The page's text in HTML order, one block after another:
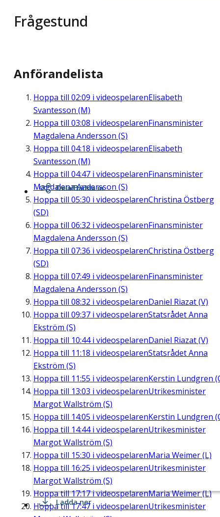
Frågestund
Anförandelista
Hoppa till 02:09 i videospelarenElisabeth
Svantesson (M)
Hoppa till 03:08 i videospelarenFinansminister
Magdalena Andersson (S)
Hoppa till 04:18 i videospelarenElisabeth
Svantesson (M)
Hoppa till 04:47 i videospelarenFinansminister
Magdalena Andersson (S)
Hoppa till 05:30 i videospelarenChristina Östberg
(SD)
Hoppa till 06:32 i videospelarenFinansminister
Magdalena Andersson (S)
Hoppa till 07:36 i videospelarenChristina Östberg
(SD)
Hoppa till 07:49 i videospelarenFinansminister
Magdalena Andersson (S)
Hoppa till 08:32 i videospelarenDaniel Riazat (V)
Hoppa till 09:37 i videospelarenStatsrådet Anna
Ekström (S)
Hoppa till 10:44i videospelarenDaniel Riazat (V)
Hoppa till 11:18 i videospelarenStatsrådet Anna
Ekström (S)
Hoppa till 11:55 i videospelarenKerstin Lundgren
Hoppa till 13:03 i videospelarenUtrikesminister
Margot Wallström (S)
Hoppa till 14:05 i videospelarenKerstin Lundgren
Hoppa till 14:44i videospelarenUtrikesminister
Margot Wallström (S)
Hoppa till 15:30 i videospelarenMaria Weimer (L)
Hoppa till 16:25 i videospelarenUtrikesminister
Margot Wallström (S)
Hoppa till17:17i videospelarenMaria Weimer (L)
Hoppa till17:47 i videospelarenUtrikesminister
Dela/Bädda in
Ladda ner